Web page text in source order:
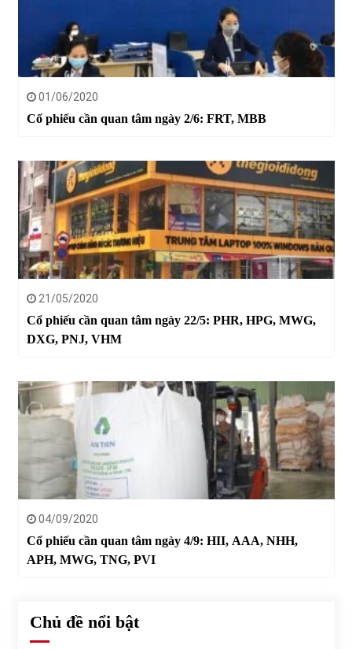
01/06/2020
Cổ phiếu cần quan tâm ngày 2/6: FRT, MBB
21/05/2020
Cổ phiếu cần quan tâm ngày 22/5: PHR, HPG, MWG,
DXG, PNJ, VHM
04/09/2020
Cổ phiếu cần quan tâm ngày 4/9: HII, AAA, NHH,
APH, MWG, TNG, PVI
Chủ đề nổi bật